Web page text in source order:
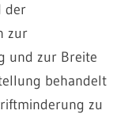
der
zur
und zur Breite
behandelt
zu